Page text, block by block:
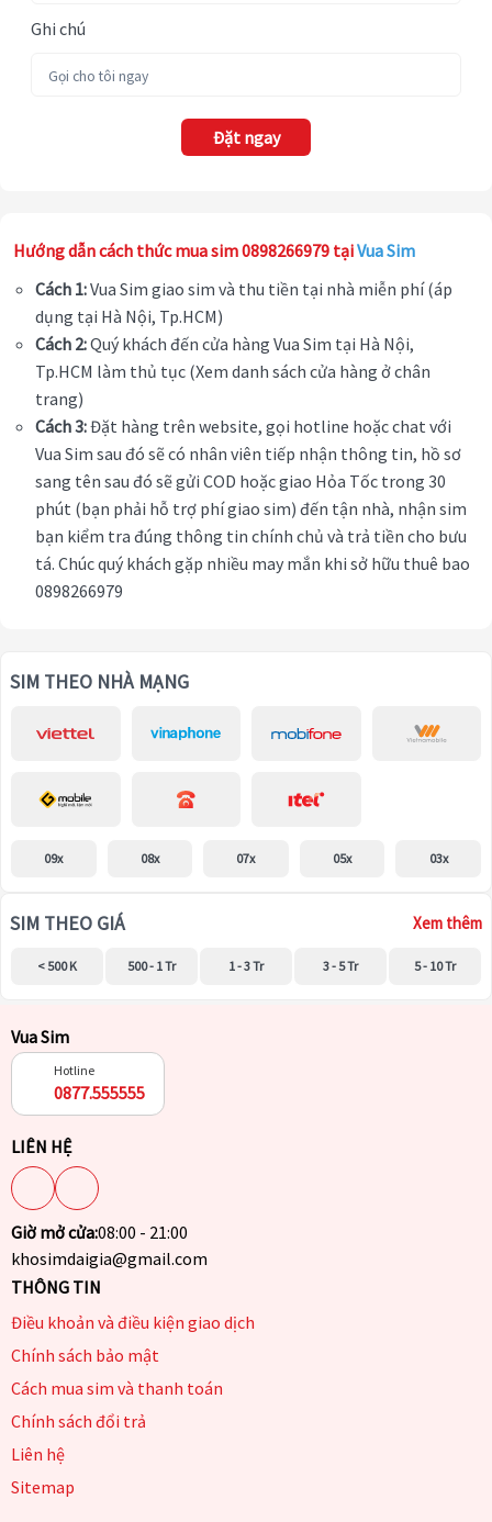
Ghi chú
Đặt ngay
Hướng dẫn cách thức mua sim 0898266979 tạiVua Sim
Cách 1:Vua Sim giao sim và thu tiền tại nhà miễn phí (áp
dụng tại Hà Nội, Tp.HCM)
Cách 2:Quý khách đến cửa hàng Vua Sim tại Hà Nội,
Tp.HCM làm thủ tục (Xem danh sách cửa hàng ở chân
trang)
Cách 3:Đặt hàng trên website, gọi hotline hoặc chat với
Vua Sim sau đó sẽ có nhân viên tiếp nhận thông tin, hồ sơ
sang tên sau đó sẽ gửi COD hoặc giao Hỏa Tốc trong 30
phút (bạn phải hỗ trợ phí giao sim) đến tận nhà, nhận sim
bạn kiểm tra đúng thông tin chính chủ và trả tiền cho bưu
tá. Chúc quý khách gặp nhiều may mắn khi sở hữu thuê bao
0898266979
SIM THEO NHÀ MẠNG
09x 08x 07x 05x 03x
SIM THEO GIÁ Xem thêm
< 500 K 500 - 1 Tr 1 - 3 Tr 3 - 5 Tr 5 - 10 Tr
Vua Sim
Hotline
0877.555555
LIÊN HỆ
Giờ mở cửa:08:00 - 21:00
khosimdaigia@gmail.com
THÔNG TIN
Điều khoản và điều kiện giao dịch
Chính sách bảo mật
Cách mua sim và thanh toán
Chính sách đổi trả
Liên hệ
Sitemap